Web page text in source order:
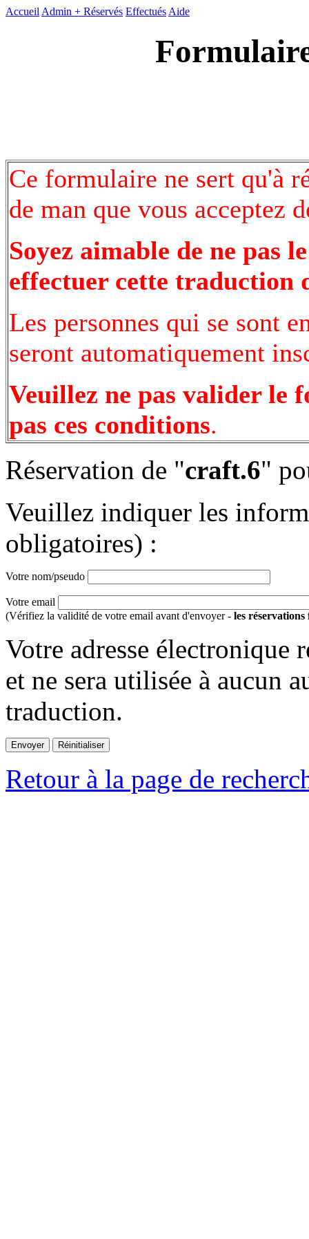
Accueil Admin + Réservés Effectués Aide
Ce formulaire ne sert qu'à
de man que vous acceptez
Soyez aimable de ne pas
effectuer cette traduction
Les personnes qui se sont
seront automatiquement
Veuillez ne pas valider le
pas ces conditions.
Réservation de "craft.6"
Veuillez indiquer les
obligatoires) :
Votre nom/pseudo
Votre email
(Vérifiez la validité de votre email avant d'envoyer - les réservations
Votre adresse électronique
et ne sera utilisée à aucun
traduction.
Retour à la page de